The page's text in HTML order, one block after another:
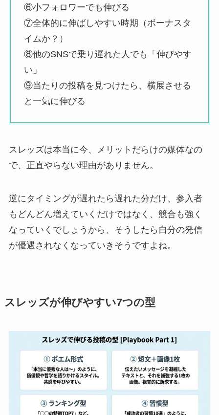
⑥小フォロワーでも伸びる
⑦全体的に伸ばしやすい時期（ボーナスタ
イムか？）
⑧他のSNSで乗り遅れた人でも「伸びやす
い」
⑨当たりの投稿を見つけたら、横展させる
と一気に伸びる
スレッズは本当に今、メリットだらけの媒体なの
で、正直やらない理由がありません。
逆にタイミングが遅れたら遅れた分だけ、参入者
もどんどん増えていくだけではなく、競合も強く
なっていくでしょうから、そうしたら自分の発信
が優遇されなくなっていきそうですよね。
スレッズが伸びやすい7つの型